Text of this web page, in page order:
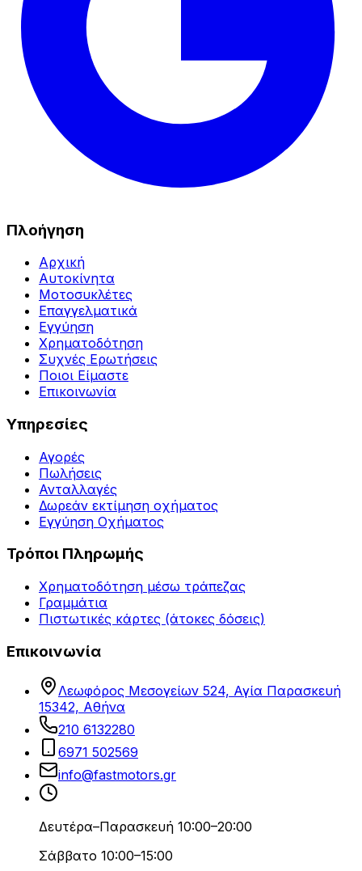
Πλοήγηση
Αρχική
Αυτοκίνητα
Μοτοσυκλέτες
Επαγγελματικά
Εγγύηση
Χρηματοδότηση
Συχνές Ερωτήσεις
Ποιοι Είμαστε
Επικοινωνία
Υπηρεσίες
Αγορές
Πωλήσεις
Ανταλλαγές
Δωρεάν εκτίμηση οχήματος
Εγγύηση Οχήματος
Τρόποι Πληρωμής
Χρηματοδότηση μέσω τράπεζας
Γραμμάτια
Πιστωτικές κάρτες (άτοκες δόσεις)
Επικοινωνία
Λεωφόρος Μεσογείων 524, Αγία Παρασκευή
15342, Αθήνα
210 6132280
6971 502569
info@fastmotors.gr
Δευτέρα–Παρασκευή 10:00–20:00
Σάββατο 10:00–15:00